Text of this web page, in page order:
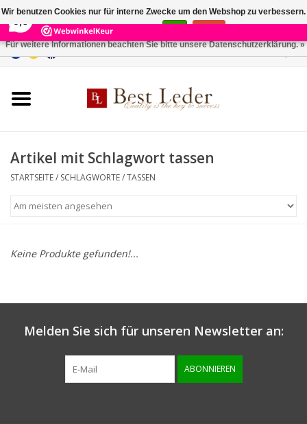
231 Reviews ×
Startseite
Damentaschen
Geldbörsen
Marken
Info zur grösse
Artikel mit Schlagwort tassen
STARTSEITE/ SCHLAGWORTE/TASSEN
Keine Produkte gefunden!...
Melden Sie sich für unseren Newsletter an:
ABONNIEREN
Wir benutzen Cookies nur für interne Zwecke um den Webshop zu verbessern.
Ist das in Ordnung?
Für weitere Informationen beachten Sie bitte unsere Datenschutzerklärung. »